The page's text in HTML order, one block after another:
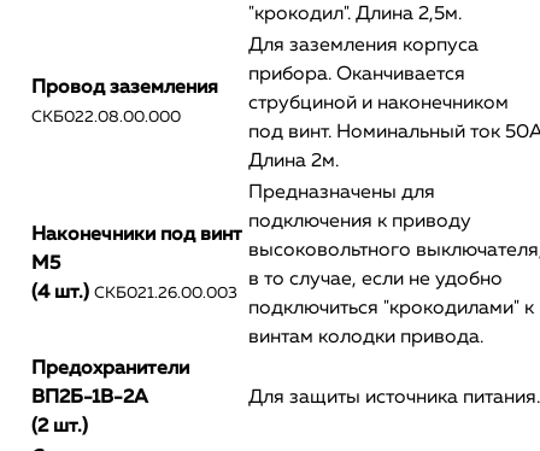
"крокодил". Длина 2,5м.
Провод заземления
СКБ022.08.00.000
Для заземления корпуса
прибора. Оканчивается
струбциной и наконечником
под винт. Номинальный ток
Длина 2м.
Наконечники под винт
М5
(4 шт.) СКБ021.26.00.003
Предназначены для
подключения к приводу
высоковольтного
в то случае, если не удобно
подключиться "крокодилами" к
винтам колодки привода.
Предохранители
ВП2Б-1В-2А
(2 шт.)
Для защиты источника питания.